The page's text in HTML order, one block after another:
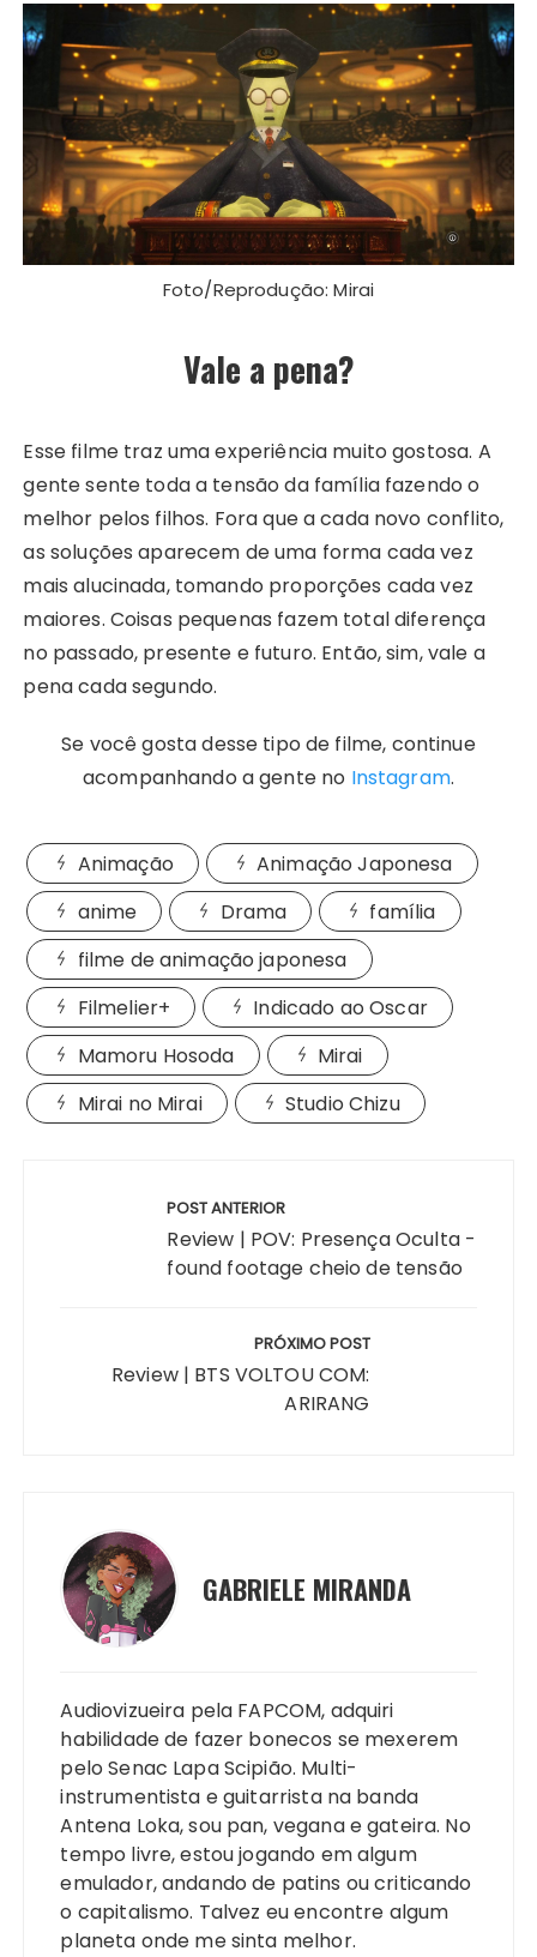
Foto/Reprodução: Mirai
Vale a pena?
Esse filme traz uma experiência muito gostosa. A
gente sente toda a tensão da família fazendo o
melhor pelos filhos. Fora que a cada novo conflito,
as soluções aparecem de uma forma cada vez
mais alucinada, tomando proporções cada vez
maiores. Coisas pequenas fazem total diferença
no passado, presente e futuro. Então, sim, vale a
pena cada segundo.
Se você gosta desse tipo de filme, continue
acompanhando a gente no Instagram.
Animação
Animação Japonesa
anime
Drama
família
filme de animação japonesa
Filmelier+
Indicado ao Oscar
Mamoru Hosoda
Mirai
Mirai no Mirai
Studio Chizu
POST ANTERIOR
Review | POV: Presença Oculta -
found footage cheio de tensão
PRÓXIMO POST
Review | BTS VOLTOU COM:
ARIRANG
GABRIELE MIRANDA
Audiovizueira pela FAPCOM, adquiri
habilidade de fazer bonecos se mexerem
pelo Senac Lapa Scipião. Multi-
instrumentista e guitarrista na banda
Antena Loka, sou pan, vegana e gateira. No
tempo livre, estou jogando em algum
emulador, andando de patins ou criticando
o capitalismo. Talvez eu encontre algum
planeta onde me sinta melhor.